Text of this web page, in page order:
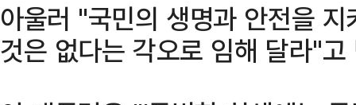
아울러 "국민의 생명과 안전을
것은 없다는 각오로 임해 달라"고